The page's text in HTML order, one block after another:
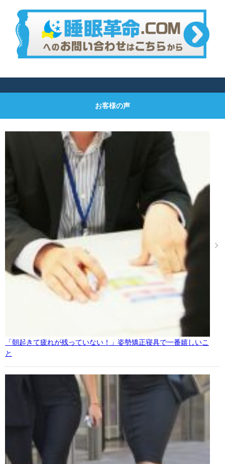
お客様の声
「朝起きて疲れが残っていない！」姿勢矯正寝具で一番嬉しいこ
と